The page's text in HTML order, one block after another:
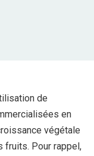
de
en
végétale
fruits. Pour rappel,